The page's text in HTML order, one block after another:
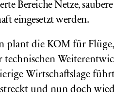
Bereiche Netze,
eingesetzt werden.
plant die KOM für
technischen
Wirtschaftslage
und nun doch